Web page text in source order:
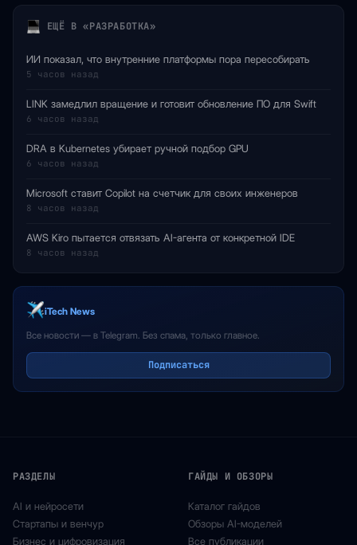
ЕЩЁ В «РАЗРАБОТКА»
ИИ показал, что внутренние платформы пора пересобирать
5 часов назад
LINK замедлил вращение и готовит обновление ПО для Swift
6 часов назад
DRA в Kubernetes убирает ручной подбор GPU
6 часов назад
Microsoft ставит Copilot на счетчик для своих инженеров
8 часов назад
AWS Kiro пытается отвязать AI-агента от конкретной IDE
8 часов назад
iTech News
Все новости — в Telegram. Без спама, только главное.
Подписаться
РАЗДЕЛЫ
AI и нейросети
Стартапы и венчур
Бизнес и цифровизация
ГАЙДЫ И ОБЗОРЫ
Каталог гайдов
Обзоры AI-моделей
Все публикации